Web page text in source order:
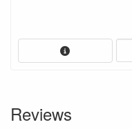
Reviews